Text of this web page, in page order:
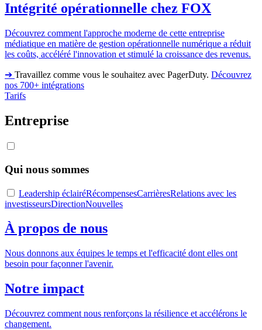
Intégrité opérationnelle chez FOX
Découvrez comment l'approche moderne de cette entreprise
médiatique en matière de gestion opérationnelle numérique a réduit
les coûts, accéléré l'innovation et stimulé la croissance des revenus.
➔ Travaillez comme vous le souhaitez avec PagerDuty. Découvrez
nos 700+ intégrations
Tarifs
Entreprise
Qui nous sommes
Leadership éclairéRécompensesCarrièresRelations avec les
investisseursDirectionNouvelles
À propos de nous
Nous donnons aux équipes le temps et l'efficacité dont elles ont
besoin pour façonner l'avenir.
Notre impact
Découvrez comment nous renforçons la résilience et accélérons le
changement.